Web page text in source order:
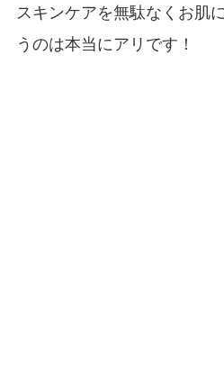
スキンケアを無駄なくお肌
うのは本当にアリです！